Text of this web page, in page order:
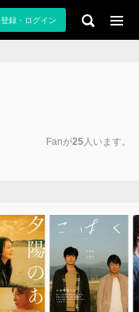
登録・ログイン
Fanが25人います。